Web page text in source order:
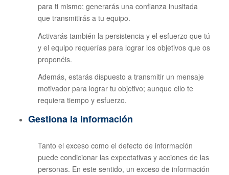
para ti mismo; generarás una confianza inusitada
que transmitirás a tu equipo.
Activarás también la persistencia y el esfuerzo que tú
y el equipo requerías para lograr los objetivos que os
proponéis.
Además, estarás dispuesto a transmitir un mensaje
motivador para lograr tu objetivo; aunque ello te
requiera tiempo y esfuerzo.
Gestiona la información
Tanto el exceso como el defecto de información
puede condicionar las expectativas y acciones de las
personas. En este sentido, un exceso de información